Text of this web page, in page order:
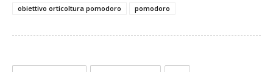
obiettivo orticoltura pomodoro
pomodoro